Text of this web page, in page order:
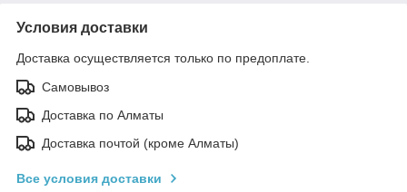
Условия доставки
Доставка осуществляется только по предоплате.
Самовывоз
Доставка по Алматы
Доставка почтой (кроме Алматы)
Все условия доставки